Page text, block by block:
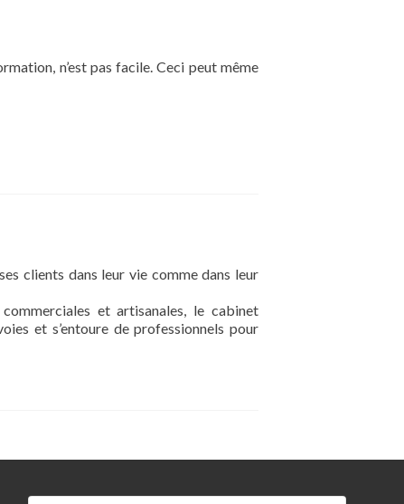
n’est pas facile. Ceci peut même
clients dans leur vie comme dans leur
et artisanales, le cabinet
et s’entoure de professionnels pour